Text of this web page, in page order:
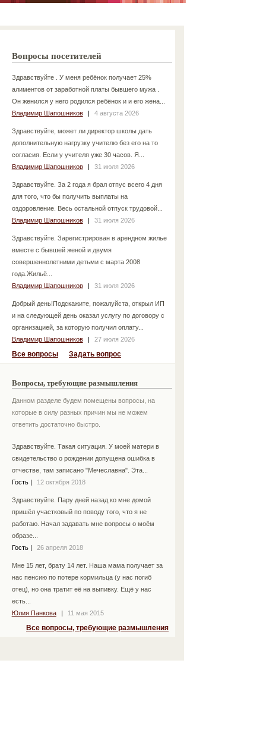
Вопросы посетителей
Здравствуйте . У меня ребёнок получает 25%
алиментов от заработной платы бывшего мужа .
Он женился у него родился ребёнок и и его жена...
Владимир Шапошников
| 4 августа 2026
Здравствуйте, может ли директор школы дать
дополнительную нагрузку учителю без его на то
согласия. Если у учителя уже 30 часов. Я...
Владимир Шапошников
| 31 июля 2026
Здравствуйте. За 2 года я брал отпус всего 4 дня
для того, что бы получить выплаты на
оздоровление. Весь остальной отпуск трудовой...
Владимир Шапошников
| 31 июля 2026
Здравствуйте. Зарегистрирован в арендном жилье
вместе с бывшей женой и двумя
совершеннолетними детьми с марта 2008
года.Жильё...
Владимир Шапошников
| 31 июля 2026
Добрый день!Подскажите, пожалуйста, открыл ИП
и на следующей день оказал услугу по договору с
организацией, за которую получил оплату...
Владимир Шапошников
| 27 июля 2026
Все вопросы Задать вопрос
Вопросы, требующие размышления
Данном разделе будем помещены вопросы, на
которые в силу разных причин мы не можем
ответить достаточно быстро.
Здравствуйте. Такая ситуация. У моей матери в
свидетельство о рождении допущена ошибка в
отчестве, там записано "Мечеславна". Эта...
Гость
12 октября 2018
Здравствуйте. Пару дней назад ко мне домой
пришёл участковый по поводу того, что я не
работаю. Начал задавать мне вопросы о моём
образе...
Гость
26 апреля 2018
Мне 15 лет, брату 14 лет. Наша мама получает за
нас пенсию по потере кормильца (у нас погиб
отец), но она тратит её на выпивку. Ещё у нас
есть...
Юлия Панкова
11 мая 2015
Все вопросы, требующие размышления